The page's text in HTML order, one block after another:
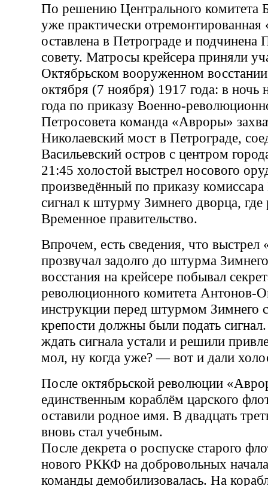
По решению Центрального комитета
уже практически
оставлена в Петрограде и подчинена
совету. Матросы крейсера приняли
Октябрьском вооруженном
октября (7 ноября) 1917 года: в ночь
года по приказу Военно-
Петросовета команда «Авроры»
Николаевский мост в Петрограде,
Васильевский остров с центром
21:45 холостой выстрел носового
произведённый по приказу
сигнал к штурму Зимнего дворца, где
Временное правительство.
Впрочем, есть сведения, что
прозвучал задолго до штурма
восстания на крейсере побывал
революционного комитета Антонов-
инструкции перед штурмом Зимнего
крепости должны были подать
ждать сигнала устали и решили
мол, ну когда уже? — вот и дали
После октябрьской революции
единственным кораблём царского
оставили родное имя. В двадцать
вновь стал учебным.
После декрета о роспуске старого
нового РККФ на добровольных
команды демобилизовалась. На